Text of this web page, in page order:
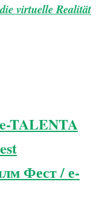
virtuelle Realität
e-TALENTA
Фест / е-